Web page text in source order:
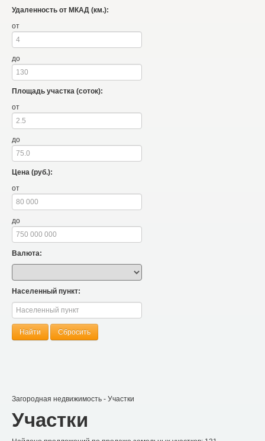
Удаленность от МКАД (км.):
от
до
Площадь участка (соток):
от
до
Цена (руб.):
от
до
Валюта:
Населенный пункт:
Найти Сбросить
Загородная недвижимость - Участки
Участки